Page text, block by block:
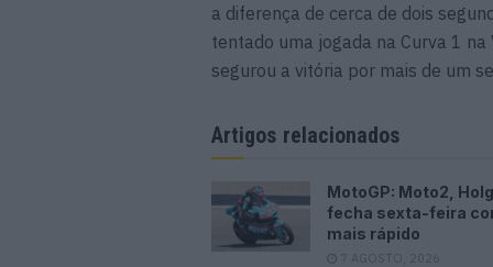
a diferença de cerca de dois
tentado uma jogada na Curva 1
segurou a vitória por mais de um
Artigos relacionados
MotoGP: Moto2,
fecha sexta-feira
mais rápido
7 AGOSTO, 2026